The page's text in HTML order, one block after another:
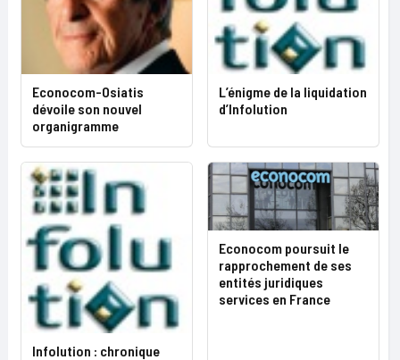
Econocom-Osiatis
dévoile son nouvel
organigramme
L’énigme de la liquidation
d’Infolution
Infolution : chronique
Econocom poursuit le
rapprochement de ses
entités juridiques
services en France